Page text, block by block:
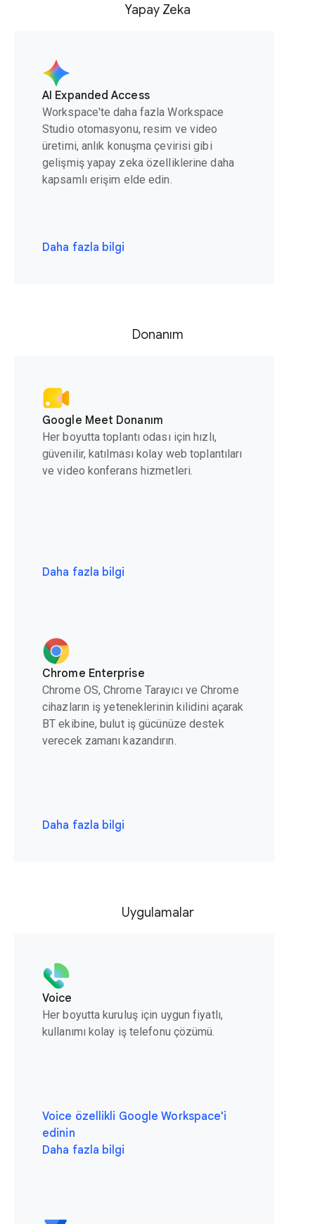
Yapay Zeka
AI Expanded Access
Workspace'te daha fazla Workspace
Studio otomasyonu, resim ve video
üretimi, anlık konuşma çevirisi gibi
gelişmiş yapay zeka özelliklerine daha
kapsamlı erişim elde edin.
Daha fazla bilgi
Donanım
Google Meet Donanım
Her boyutta toplantı odası için hızlı,
güvenilir, katılması kolay web toplantıları
ve video konferans hizmetleri.
Daha fazla bilgi
Chrome Enterprise
Chrome OS, Chrome Tarayıcı ve Chrome
cihazların iş yeteneklerinin kilidini açarak
BT ekibine, bulut iş gücünüze destek
verecek zamanı kazandırın.
Daha fazla bilgi
Uygulamalar
Voice
Her boyutta kuruluş için uygun fiyatlı,
kullanımı kolay iş telefonu çözümü.
Voice özellikli Google Workspace'i
edinin
Daha fazla bilgi